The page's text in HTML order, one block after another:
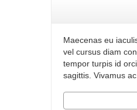
Maecenas eu
vel cursus diam
tempor turpis id
sagittis. Vivamus ac.